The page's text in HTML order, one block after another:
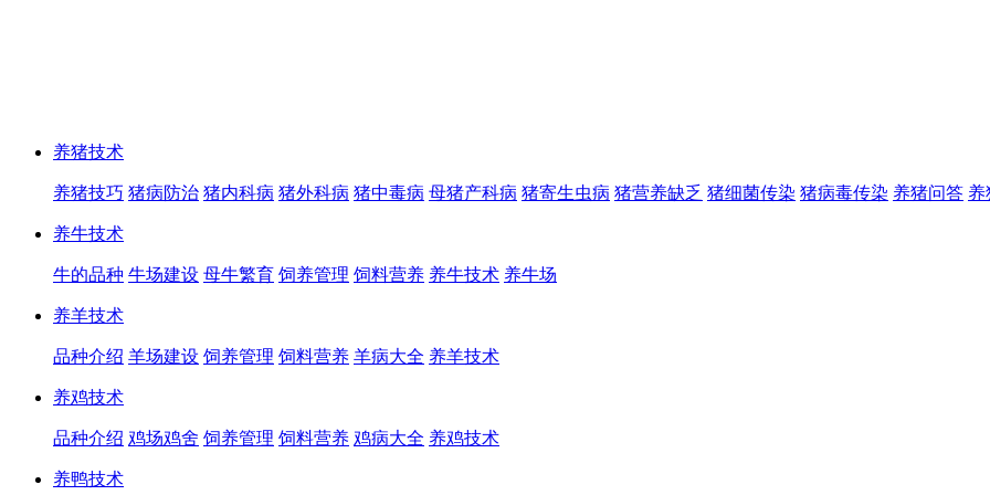
养猪技术
养猪技巧 猪病防治 猪内科病 猪外科病 猪中毒病 母猪产科病 猪寄生虫病 猪营养缺乏 猪细菌传染 猪病毒传染 养猪问答 养
养牛技术
牛的品种 牛场建设 母牛繁育 饲养管理 饲料营养 养牛技术 养牛场
养羊技术
品种介绍 羊场建设 饲养管理 饲料营养 羊病大全 养羊技术
养鸡技术
品种介绍 鸡场鸡舍 饲养管理 饲料营养 鸡病大全 养鸡技术
养鸭技术